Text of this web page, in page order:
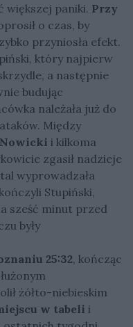
większej paniki. Przy
o czas, by
przyniosła efekt.
który najpierw
a następnie
budując
należała już do
Między
i kilkoma
zgasił nadzieje
wyprowadzała
Stupiński,
sześć minut przed
były
25:32, kończąc
żółto-niebieskim
w tabeli i